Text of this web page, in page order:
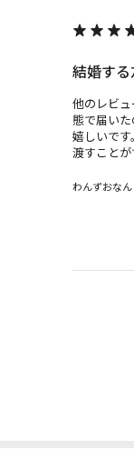
結婚す
他のレビ
態で届い
嬉しいで
渡すことが
わんずおなん